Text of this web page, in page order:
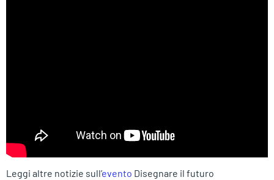
Leggi altre notizie sull’evento Disegnare il futuro